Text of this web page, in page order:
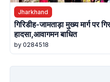
Jharkhand
गिरिडीह-जामताड़ा मुख्य मार्ग पर
हादसा,आवागमन बाधित
by 0284518